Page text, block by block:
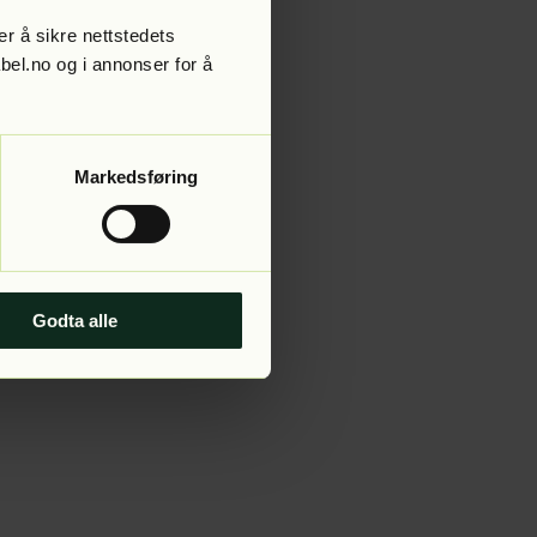
å sikre nettstedets
og i annonser for å
Markedsføring
Godta alle